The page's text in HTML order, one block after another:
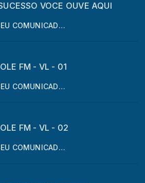
VOCE OUVE AQUI
G.G. O REPÓRTER O SEU COMUNICADOR
FM - VL - 01
G.G. O REPÓRTER O SEU COMUNICADOR - Gúcho, Nascido em Porto Alegre
FM - VL - 02
G.G. O REPÓRTER O SEU COMUNICADOR - Gúcho, Nascido em Porto Alegre